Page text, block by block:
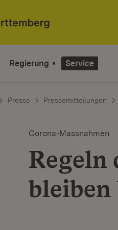
Regierung Service
Presse Pressemitteilungen
Corona-Massnahmen
bleiben